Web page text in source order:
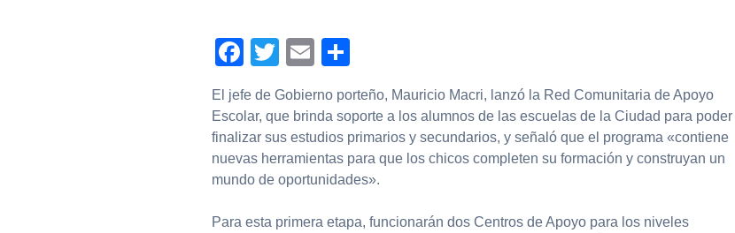
Facebook
TwitterEmail
El jefe de Gobierno porteño, Mauricio Macri, lanzó la Red Comunitaria de Apoyo
Escolar, que brinda soporte a los alumnos de las escuelas de la Ciudad para poder
finalizar sus estudios primarios y secundarios, y señaló que el programa «contiene
nuevas herramientas para que los chicos completen su formación y construyan un
mundo de oportunidades».
Para esta primera etapa, funcionarán dos Centros de Apoyo para los niveles